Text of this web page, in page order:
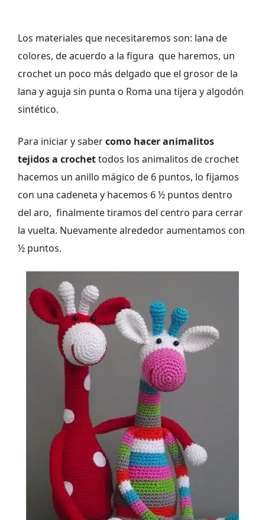
Los materiales que necesitaremos son: lana de
colores, de acuerdo a la figura que haremos, un
crochet un poco más delgado que el grosor de la
lana y aguja sin punta o Roma una tijera y algodón
sintético.
Para iniciar y sabercomo hacer animalitos
tejidos a crochettodos los animalitos de crochet
hacemos un anillo mágico de 6 puntos, lo fijamos
con una cadeneta y hacemos 6 ½ puntos dentro
del aro, finalmente tiramos del centro para cerrar
la vuelta. Nuevamente alrededor aumentamos con
½ puntos.